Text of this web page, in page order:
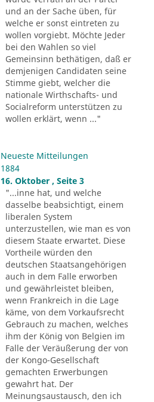
und an der Sache üben, für
welche er sonst eintreten zu
wollen vorgiebt. Möchte Jeder
bei den Wahlen so viel
Gemeinsinn bethätigen, daß er
demjenigen Candidaten seine
Stimme giebt, welcher die
nationale Wirthschafts- und
Socialreform unterstützen zu
wollen erklärt, wenn ..."
Neueste Mitteilungen
1884
16. Oktober , Seite 3
"...inne hat, und welche
dasselbe beabsichtigt, einem
liberalen System
unterzustellen, wie man es von
diesem Staate erwartet. Diese
Vortheile würden den
deutschen Staatsangehörigen
auch in dem Falle erworben
und gewährleistet bleiben,
wenn Frankreich in die Lage
käme, von dem Vorkaufsrecht
Gebrauch zu machen, welches
ihm der König von Belgien im
Falle der Veräußerung der von
der Kongo-Gesellschaft
gemachten Erwerbungen
gewahrt hat. Der
Meinungsaustausch, den ich